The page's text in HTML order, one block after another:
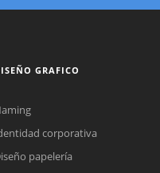
GRAFICO
corporativa
papelería